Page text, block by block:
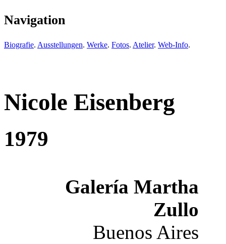
Navigation
Biografie. Ausstellungen. Werke. Fotos. Atelier. Web-Info.
Nicole Eisenberg
1979
Galería Martha
Zullo
Buenos Aires